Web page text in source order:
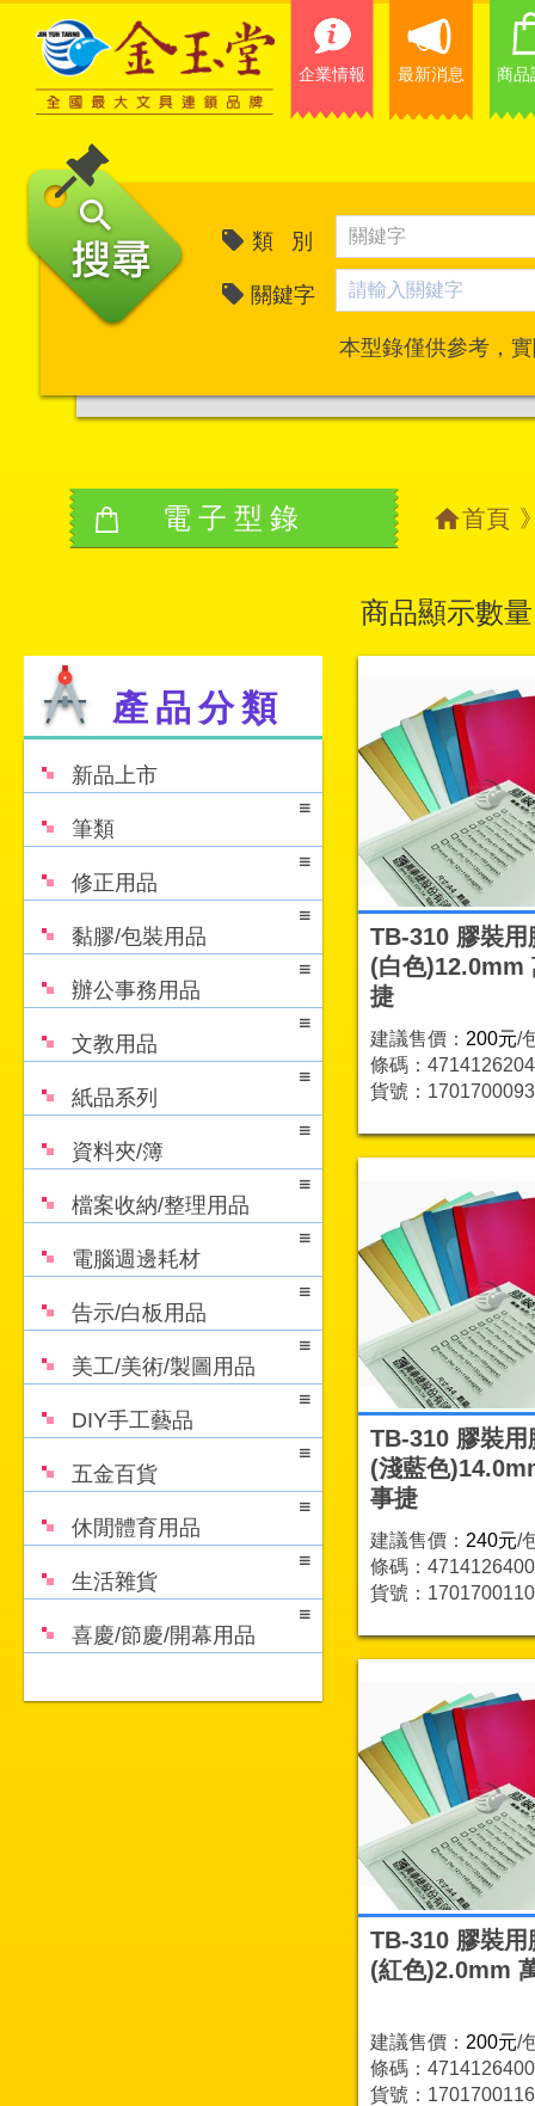
企業情報 最新消息 商品
類 別
關鍵字
本型錄僅供參考，
電子型錄 首頁
產品分類
新品上市
筆類
修正用品
黏膠/包裝用品
辦公事務用品
文教用品
紙品系列
資料夾/簿
檔案收納/整理用品
電腦週邊耗材
告示/白板用品
美工/美術/製圖用品
DIY手工藝品
五金百貨
休閒體育用品
生活雜貨
喜慶/節慶/開幕用品
商品顯示數量
TB-310 膠裝用
(白色)12.0mm
捷
建議售價： 200元/
條碼：
貨號：1701700093
TB-310 膠裝用
(淺藍色
事捷
建議售價： 240元/
條碼：
貨號：1701700110
TB-310 膠裝用
(紅色)2.0mm
建議售價： 200元/
條碼：
貨號：1701700116